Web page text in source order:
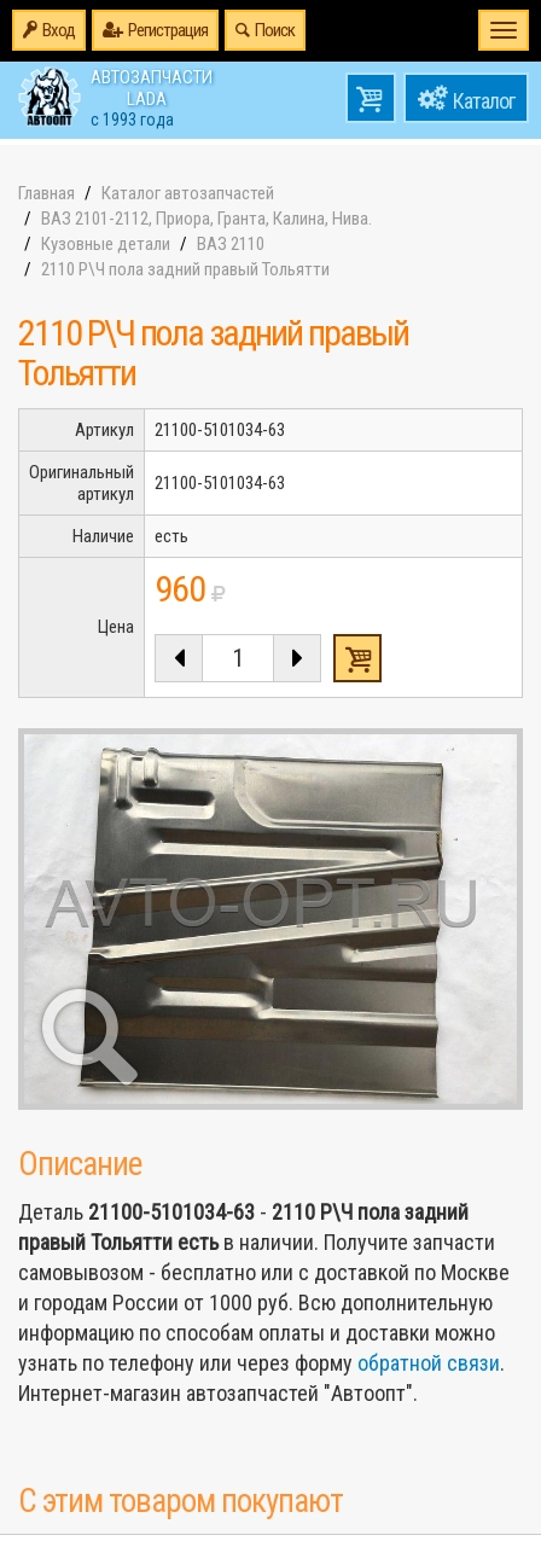
Вход Регистрация Поиск
АВТОЗАПЧАСТИ
LADA
с 1993 года
товаров0
на0
Главная
Каталог автозапчастей
ВАЗ 2101-2112, Приора, Гранта, Калина, Нива.
Кузовные детали
ВАЗ 2110
2110 Р\Ч пола задний правый Тольятти
2110 Р\Ч пола задний правый
Тольятти
Артикул
21100-5101034-63
Оригинальный
артикул
21100-5101034-63
Наличие есть
Цена
960
Описание
Деталь 21100-5101034-63 - 2110 Р\Ч пола задний
правый Тольятти естьв наличии. Получите запчасти
самовывозом - бесплатно или с доставкой по Москве
и городам России от 1000 руб. Всю дополнительную
информацию по способам оплаты и доставки можно
узнать по телефону или через форму обратной связи.
Интернет-магазин автозапчастей "Автоопт".
С этим товаром покупают